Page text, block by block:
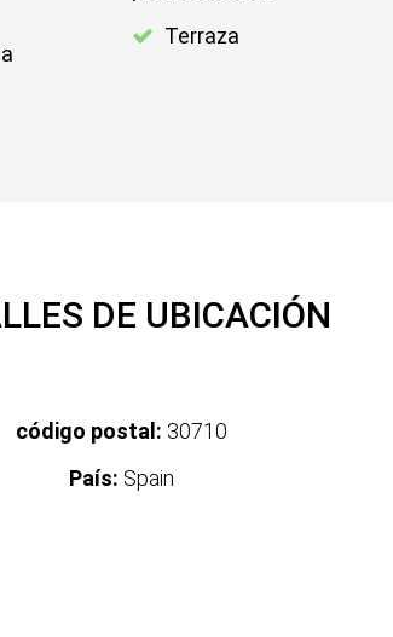
Terraza
DE UBICACIÓN
código postal: 30710
País: Spain